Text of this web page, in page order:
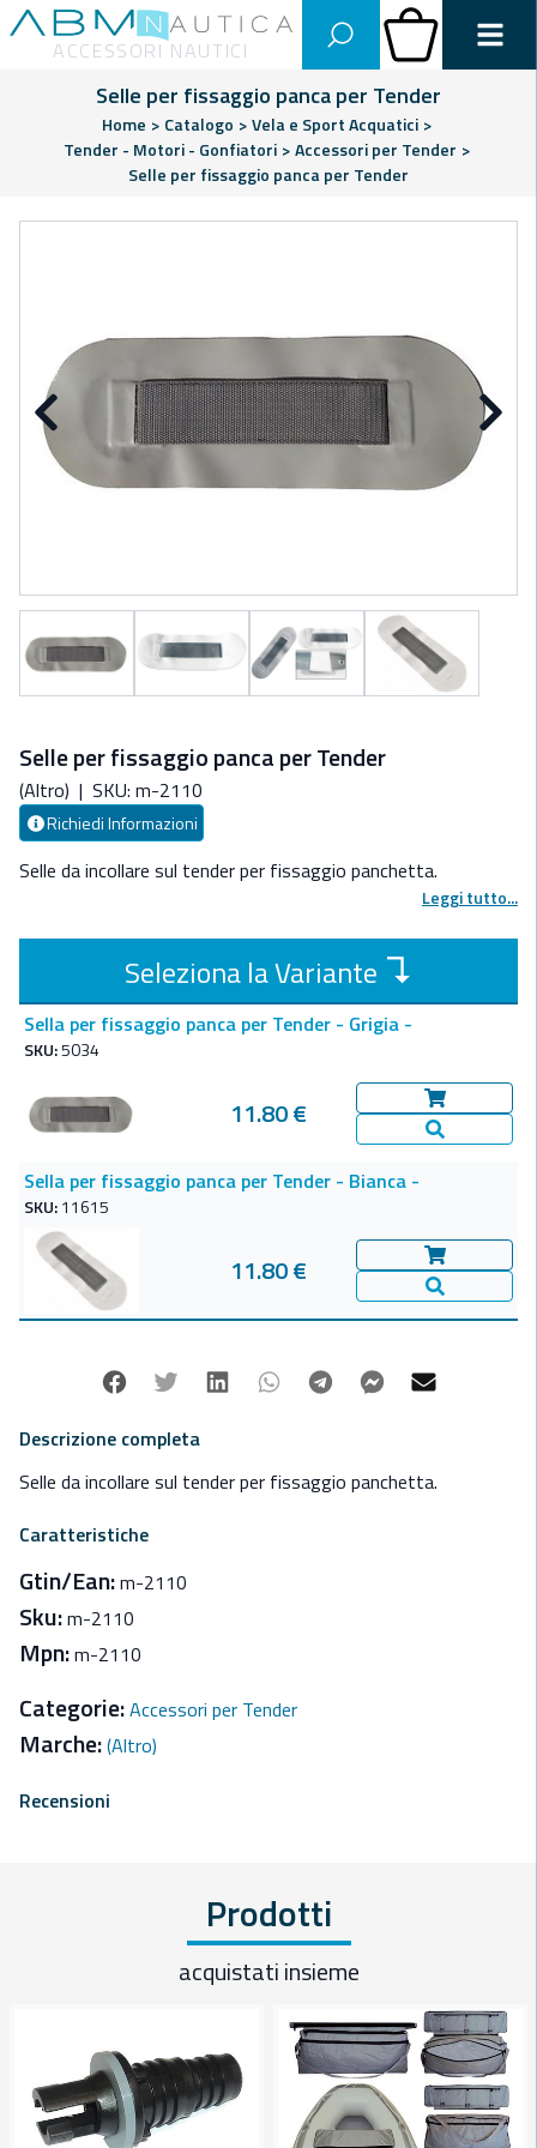
Abm Nautica
ACCESSORI NAUTICI
Carrello
Selle per fissaggio panca per Tender
Home > Catalogo > Vela e Sport Acquatici >
Tender - Motori - Gonfiatori > Accessori per Tender >
Selle per fissaggio panca per Tender
Precedente
Selle per fissaggio panca per Tender
(Altro) | SKU: m-2110
Richiedi Informazioni
Selle da incollare sul tender per fissaggio panchetta.
Leggi tutto...
Seleziona la Variante ↴
Sella per fissaggio panca per Tender - Grigia -
SKU:5034
11.80 €
Aggiungi al
Vedi Dettagli
Sella per fissaggio panca per Tender - Bianca -
SKU:11615
11.80 €
Aggiungi al
Vedi Dettagli
Facebook
Twitter LinkedinWhatsappTelegramFacebook
Descrizione completa
Selle da incollare sul tender per fissaggio panchetta.
Caratteristiche
Gtin/Ean:m-2110
Sku:m-2110
Mpn:m-2110
Categorie:Accessori per Tender
Marche:(Altro)
Recensioni
Prodotti
acquistati insieme